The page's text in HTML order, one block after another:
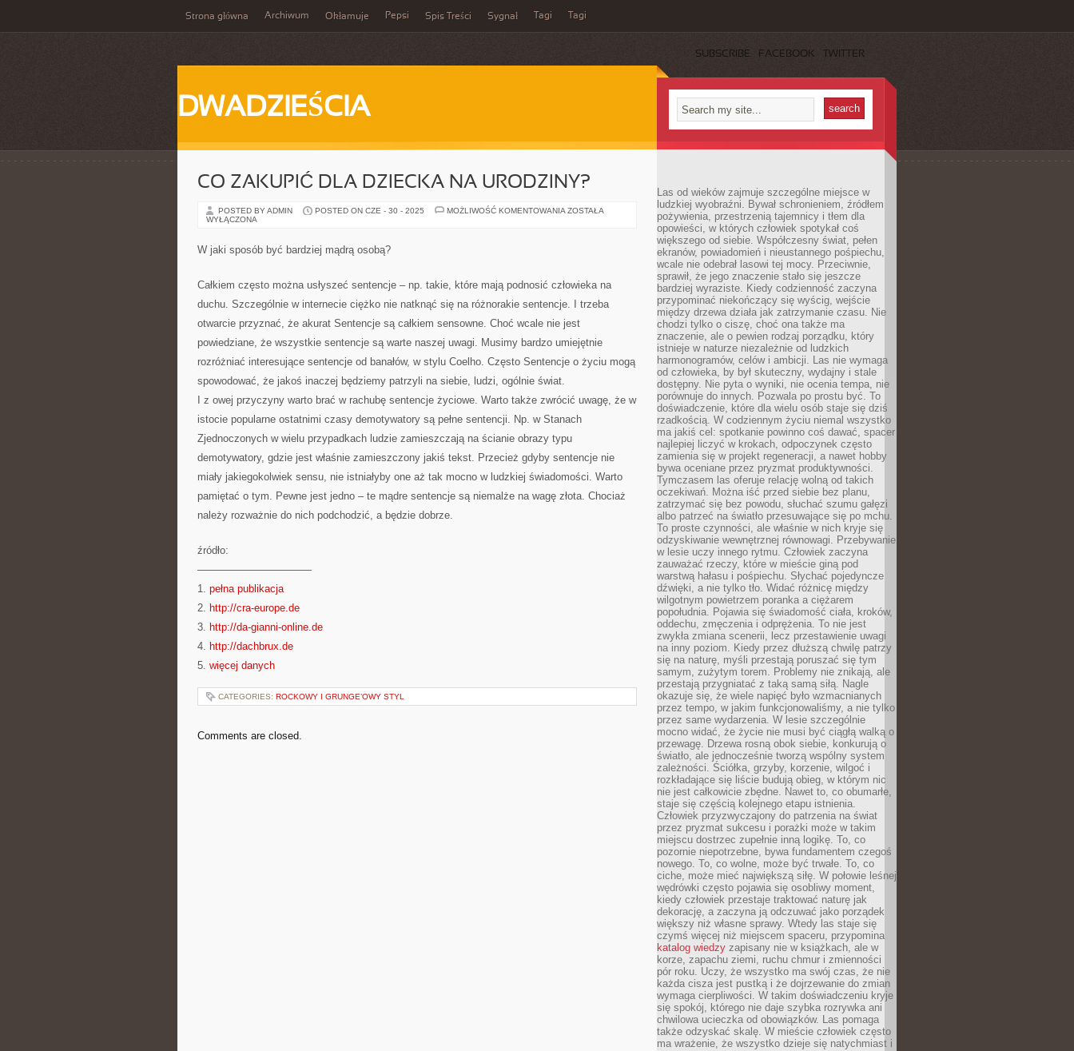
Strona główna Archiwum Okłamuje Pepsi Spis Treści Sygnał Tagi Tagi
SUBSCRIBE FACEBOOK TWITTER
DWADZIEŚCIA
CO ZAKUPIĆ DLA DZIECKA NA URODZINY?
POSTED BY ADMIN POSTED ON CZE - 30 - 2025 MOŻLIWOŚĆ KOMENTOWANIA CO
ZOSTAŁA
WYŁĄCZONA
W jaki sposób być bardziej mądrą osobą?
Całkiem często można usłyszeć sentencje – np. takie, które mają podnosić człowieka na
duchu. Szczególnie w internecie ciężko nie natknąć się na różnorakie sentencje. I trzeba
otwarcie przyznać, że akurat Sentencje są całkiem sensowne. Choć wcale nie jest
powiedziane, że wszystkie sentencje są warte naszej uwagi. Musimy bardzo umiejętnie
rozróżniać interesujące sentencje od banałów, w stylu Coelho. Często Sentencje o życiu mogą
spowodować, że jakoś inaczej będziemy patrzyli na siebie, ludzi, ogólnie świat.
I z owej przyczyny warto brać w rachubę sentencje życiowe. Warto także zwrócić uwagę, że w
istocie popularne ostatnimi czasy demotywatory są pełne sentencji. Np. w Stanach
Zjednoczonych w wielu przypadkach ludzie zamieszczają na ścianie obrazy typu
demotywatory, gdzie jest właśnie zamieszczony jakiś tekst. Przecież gdyby sentencje nie
miały jakiegokolwiek sensu, nie istniałyby one aż tak mocno w ludzkiej świadomości. Warto
pamiętać o tym. Pewne jest jedno – te mądre sentencje są niemalże na wagę złota. Chociaż
należy rozważnie do nich podchodzić, a będzie dobrze.
źródło:
———————————
1. pełna publikacja
2. http://cra-europe.de
3. http://da-gianni-online.de
4. http://dachbrux.de
5. więcej danych
CATEGORIES: ROCKOWY I GRUNGE’OWY STYL
Comments are closed.
Las od wieków zajmuje szczególne miejsce w
ludzkiej wyobraźni. Bywał schronieniem, źródłem
pożywienia, przestrzenią tajemnicy i tłem dla
opowieści, w których człowiek spotykał coś
większego od siebie. Współczesny świat, pełen
ekranów, powiadomień i nieustannego pośpiechu,
wcale nie odebrał lasowi tej mocy. Przeciwnie,
sprawił, że jego znaczenie stało się jeszcze
bardziej wyraziste. Kiedy codzienność zaczyna
przypominać niekończący się wyścig, wejście
między drzewa działa jak zatrzymanie czasu. Nie
chodzi tylko o ciszę, choć ona także ma
znaczenie, ale o pewien rodzaj porządku, który
istnieje w naturze niezależnie od ludzkich
harmonogramów, celów i ambicji. Las nie wymaga
od człowieka, by był skuteczny, wydajny i stale
dostępny. Nie pyta o wyniki, nie ocenia tempa, nie
porównuje do innych. Pozwala po prostu być. To
doświadczenie, które dla wielu osób staje się dziś
rzadkością. W codziennym życiu niemal wszystko
ma jakiś cel: spotkanie powinno coś dawać, spacer
najlepiej liczyć w krokach, odpoczynek często
zamienia się w projekt regeneracji, a nawet hobby
bywa oceniane przez pryzmat produktywności.
Tymczasem las oferuje relację wolną od takich
oczekiwań. Można iść przed siebie bez planu,
zatrzymać się bez powodu, słuchać szumu gałęzi
albo patrzeć na światło przesuwające się po mchu.
To proste czynności, ale właśnie w nich kryje się
odzyskiwanie wewnętrznej równowagi. Przebywanie
w lesie uczy innego rytmu. Człowiek zaczyna
zauważać rzeczy, które w mieście giną pod
warstwą hałasu i pośpiechu. Słychać pojedyncze
dźwięki, a nie tylko tło. Widać różnicę między
wilgotnym powietrzem poranka a ciężarem
popołudnia. Pojawia się świadomość ciała, kroków,
oddechu, zmęczenia i odprężenia. To nie jest
zwykła zmiana scenerii, lecz przestawienie uwagi
na inny poziom. Kiedy przez dłuższą chwilę patrzy
się na naturę, myśli przestają poruszać się tym
samym, zużytym torem. Problemy nie znikają, ale
przestają przygniatać z taką samą siłą. Nagle
okazuje się, że wiele napięć było wzmacnianych
przez tempo, w jakim funkcjonowaliśmy, a nie tylko
przez same wydarzenia. W lesie szczególnie
mocno widać, że życie nie musi być ciągłą walką o
przewagę. Drzewa rosną obok siebie, konkurują o
światło, ale jednocześnie tworzą wspólny system
zależności. Ściółka, grzyby, korzenie, wilgoć i
rozkładające się liście budują obieg, w którym nic
nie jest całkowicie zbędne. Nawet to, co obumarłe,
staje się częścią kolejnego etapu istnienia.
Człowiek przyzwyczajony do patrzenia na świat
przez pryzmat sukcesu i porażki może w takim
miejscu dostrzec zupełnie inną logikę. To, co
pozornie niepotrzebne, bywa fundamentem czegoś
nowego. To, co wolne, może być trwałe. To, co
ciche, może mieć największą siłę. W połowie leśnej
wędrówki często pojawia się osobliwy moment,
kiedy człowiek przestaje traktować naturę jak
dekorację, a zaczyna ją odczuwać jako porządek
większy niż własne sprawy. Wtedy las staje się
czymś więcej niż miejscem spaceru, przypomina
katalog wiedzy zapisany nie w książkach, ale w
korze, zapachu ziemi, ruchu chmur i zmienności
pór roku. Uczy, że wszystko ma swój czas, że nie
każda cisza jest pustką i że dojrzewanie do zmian
wymaga cierpliwości. W takim doświadczeniu kryje
się spokój, którego nie daje szybka rozrywka ani
chwilowa ucieczka od obowiązków. Las pomaga
także odzyskać skalę. W mieście człowiek często
ma wrażenie, że wszystko dzieje się natychmiast i